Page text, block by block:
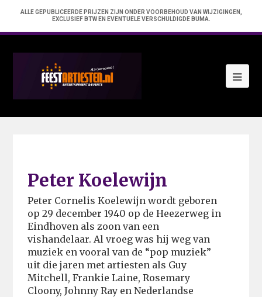
ALLE GEPUBLICEERDE PRIJZEN ZIJN ONDER VOORBEHOUD VAN WIJZIGINGEN,
EXCLUSIEF BTW EN EVENTUELE VERSCHULDIGDE BUMA.
Peter Koelewijn
Peter Cornelis Koelewijn wordt geboren
op 29 december 1940 op de Heezerweg in
Eindhoven als zoon van een
vishandelaar. Al vroeg was hij weg van
muziek en vooral van de “pop muziek”
uit die jaren met artiesten als Guy
Mitchell, Frankie Laine, Rosemary
Cloony, Johnny Ray en Nederlandse